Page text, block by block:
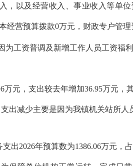
，以及经营收入、事业收入等单
营预算拨款0万元，财政专户管
为工资普调及新增工作人员工资福
元，支出较去年增加36.95万元，
出减少主要是因为我镇机关站所人
出2026年预算数为1386.06万元，